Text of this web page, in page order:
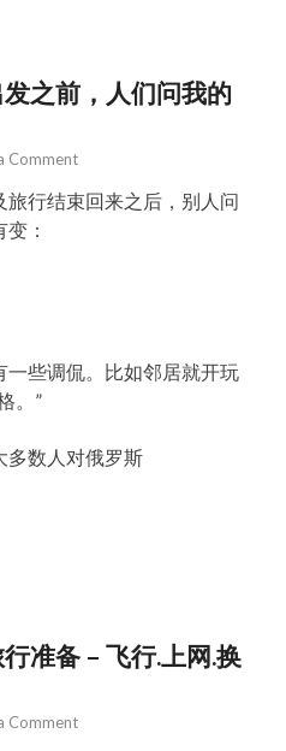
之前，人们问我的
Comment
行结束回来之后，别人问
：
些调侃。比如邻居就开玩
。”
多数人对俄罗斯
准备 – 飞行.上网.换
Comment